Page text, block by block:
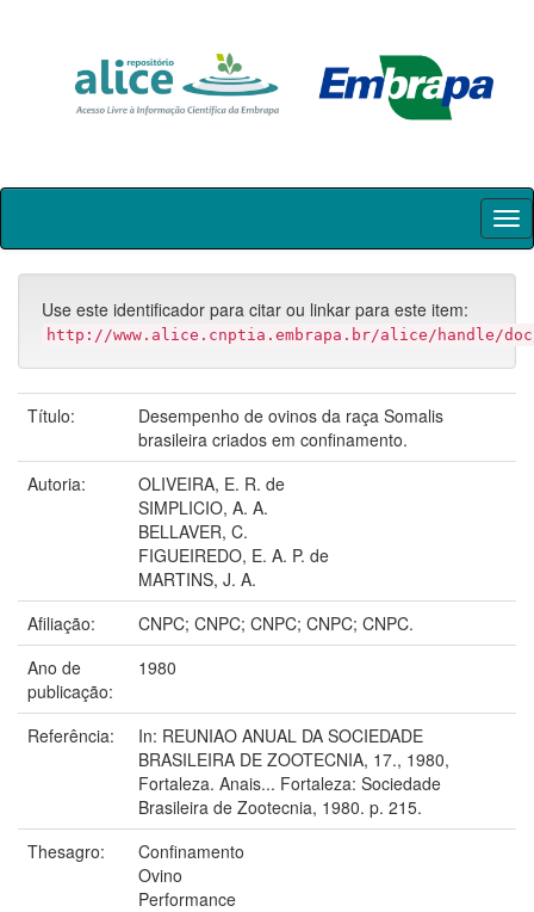
Skip
Use este identificador para citar ou linkar para este item:
http://www.alice.cnptia.embrapa.br/alice/handle/
Título:
Desempenho de ovinos da raça Somalis
brasileira criados em confinamento.
Autoria:
OLIVEIRA, E. R. de
SIMPLICIO, A. A.
BELLAVER, C.
FIGUEIREDO, E. A. P. de
MARTINS, J. A.
Afiliação:
CNPC; CNPC; CNPC; CNPC; CNPC.
Ano de
publicação:
1980
Referência:
In: REUNIAO ANUAL DA SOCIEDADE
BRASILEIRA DE ZOOTECNIA, 17., 1980,
Fortaleza. Anais... Fortaleza: Sociedade
Brasileira de Zootecnia, 1980. p. 215.
Thesagro:
Confinamento
Ovino
Performance